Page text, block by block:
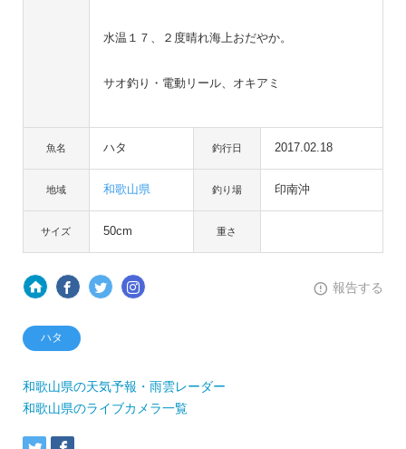
水温１７、２度晴れ海上おだやか。
サオ釣り・電動リール、オキアミ
魚名 ハタ 釣行日 2017.02.18
地域 和歌山県 釣り場 印南沖
サイズ 50cm 重さ
報告する
ハタ
和歌山県の天気予報・雨雲レーダー
和歌山県のライブカメラ一覧